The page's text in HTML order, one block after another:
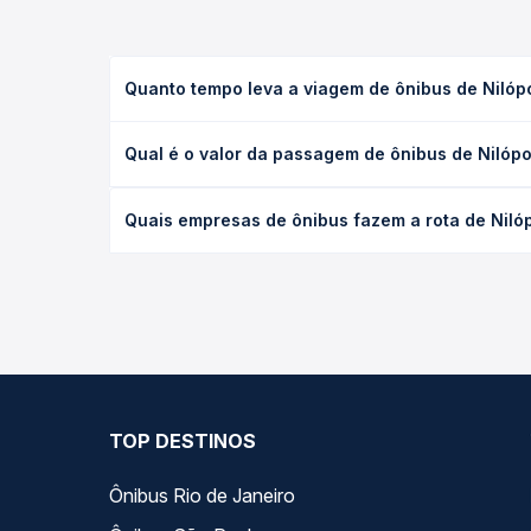
Quanto tempo leva a viagem de ônibus de
ou leito) e as condições de tráfego. Na Quero
Qual é o valor da passagem de ônibus de
poltrona e a antecedência da compra. Na Quero
Quais empresas de ônibus fazem a rota de
TOP DESTINOS
Ônibus Rio de Janeiro